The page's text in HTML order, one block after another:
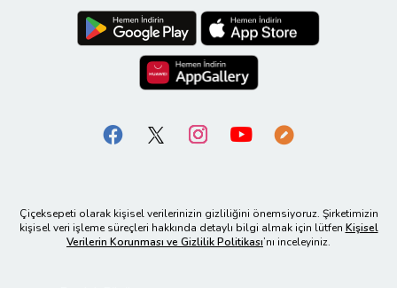
Çiçeksepeti olarak kişisel verilerinizin gizliliğini önemsiyoruz. Şirketimizin
kişisel veri işleme süreçleri hakkında detaylı bilgi almak için lütfen Kişisel
Verilerin Korunması ve Gizlilik Politikası’nı inceleyiniz.